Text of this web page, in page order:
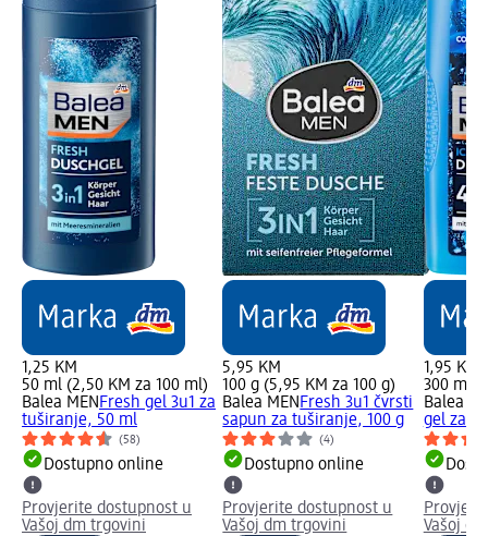
1,25 KM
50 ml (2,50 KM za 100 ml)
Balea MEN Fresh gel 3u1 za
tuširanje, 50 ml
(58)
Dostupno online
Provjerite dostupnost u
Vašoj dm trgovini
5,95 KM
100 g (5,95 KM za 100 g)
Balea MEN Fresh 3u1 čvrsti
sapun za tuširanje, 100 g
(4)
Dostupno online
Provjerite dostupnost u
Vašoj dm trgovini
1,95 KM
300 ml
Balea
gel za
Vašoj